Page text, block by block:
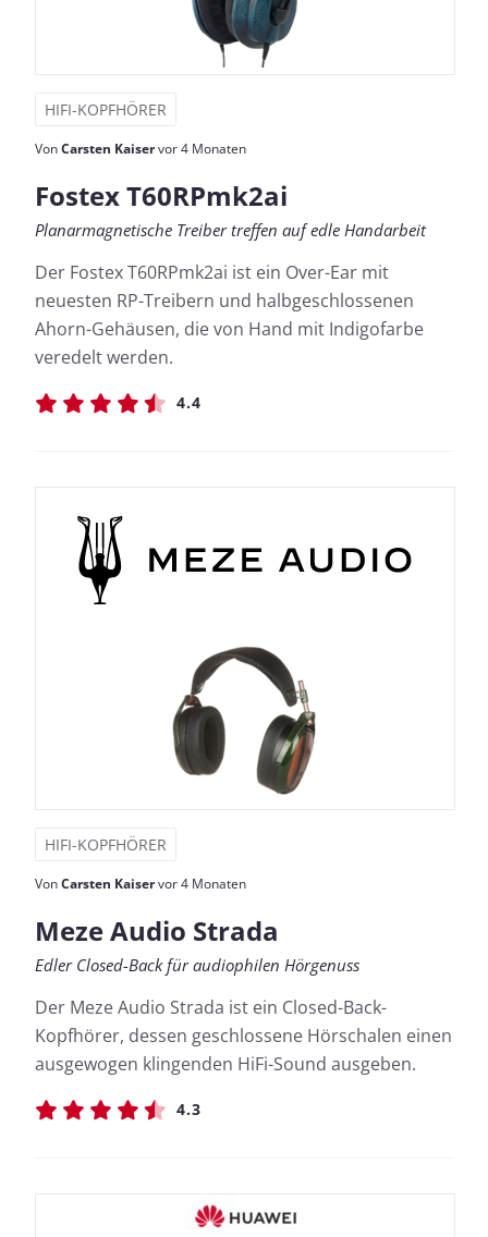
HIFI-KOPFHÖRER
VonCarsten Kaiservor 4 Monaten
Fostex T60RPmk2ai
Planarmagnetische Treiber treffen auf edle Handarbeit
Der Fostex T60RPmk2ai ist ein Over-Ear mit
neuesten RP-Treibern und halbgeschlossenen
Ahorn-Gehäusen, die von Hand mit Indigofarbe
veredelt werden.
4.4
HIFI-KOPFHÖRER
VonCarsten Kaiservor 4 Monaten
Meze Audio Strada
Edler Closed-Back für audiophilen Hörgenuss
Der Meze Audio Strada ist ein Closed-Back-
Kopfhörer, dessen geschlossene Hörschalen einen
ausgewogen klingenden HiFi-Sound ausgeben.
4.3